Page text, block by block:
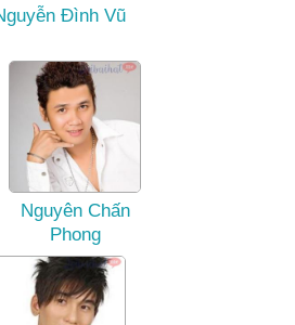
Đình Vũ
Nguyên Chấn
Phong